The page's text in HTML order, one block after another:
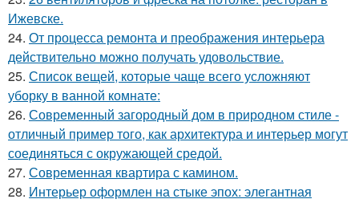
Ижевске.
24. От процесса ремонта и преображения интерьера
действительно можно получать удовольствие.
25. Список вещей, которые чаще всего усложняют
уборку в ванной комнате:
26. Современный загородный дом в природном стиле -
отличный пример того, как архитектура и интерьер могут
соединяться с окружающей средой.
27. Современная квартира с камином.
28. Интерьер оформлен на стыке эпох: элегантная